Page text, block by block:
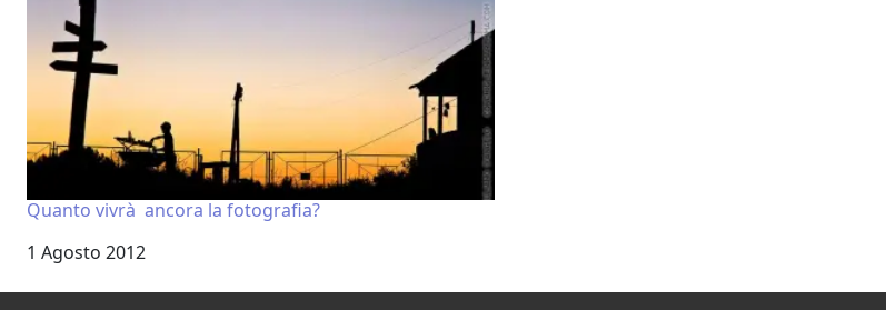
Quanto vivrà ancora la fotografia?
Data
1 Agosto 2012